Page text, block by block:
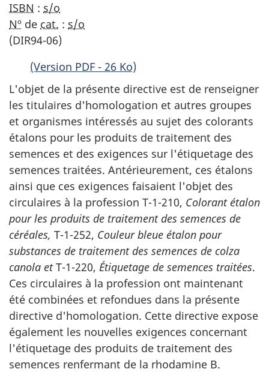
ISBN : s/o
Nº de cat. : s/o
(DIR94-06)
(Version PDF - 26 Ko)
L'objet de la présente directive est de renseigner
les titulaires d'homologation et autres groupes
et organismes intéressés au sujet des colorants
étalons pour les produits de traitement des
semences et des exigences sur l'étiquetage des
semences traitées. Antérieurement, ces étalons
ainsi que ces exigences faisaient l'objet des
circulaires à la profession T-1-210, Colorant étalon
pour les produits de traitement des semences de
céréales, T-1-252, Couleur bleue étalon pour
substances de traitement des semences de colza
canola etT-1-220, Étiquetage de semences traitées.
Ces circulaires à la profession ont maintenant
été combinées et refondues dans la présente
directive d'homologation. Cette directive expose
également les nouvelles exigences concernant
l'étiquetage des produits de traitement des
semences renfermant de la rhodamine B.